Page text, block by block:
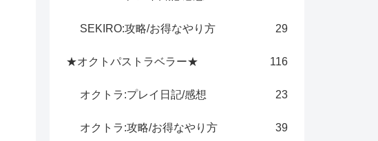
SEKIRO:攻略/お得なやり方 29
★オクトパストラベラー★ 116
オクトラ:プレイ日記/感想 23
オクトラ:攻略/お得なやり方 39